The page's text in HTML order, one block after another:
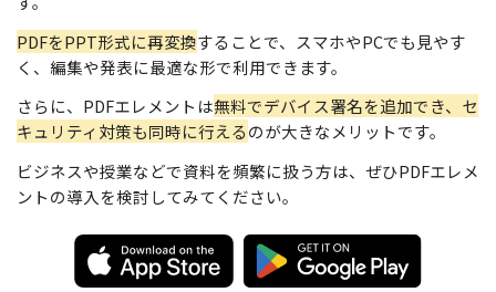
PDFをPPT形式に再変換することで、スマホやPCでも見やす
く、編集や発表に最適な形で利用できます。
さらに、PDFエレメントは無料でデバイス署名を追加でき、セ
キュリティ対策も同時に行えるのが大きなメリットです。
ビジネスや授業などで資料を頻繁に扱う方は、ぜひPDFエレメ
ントの導入を検討してみてください。